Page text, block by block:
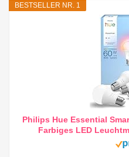
BESTSELLER NR. 1
Philips Hue Essential
Farbiges LED